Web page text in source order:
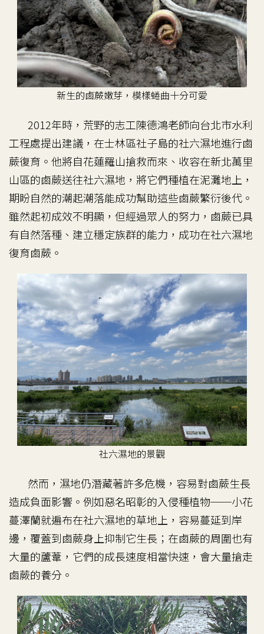
新生的鹵蕨嫩芽，模樣蜷曲十分可愛
2012年時，荒野的志工陳德鴻老師向台北市水利
工程處提出建議，在士林區社子島的社六濕地進行鹵
蕨復育。他將自花蓮羅山搶救而來、收容在新北萬里
山區的鹵蕨送往社六濕地，將它們種植在泥灘地上，
期盼自然的潮起潮落能成功幫助這些鹵蕨繁衍後代。
雖然起初成效不明顯，但經過眾人的努力，鹵蕨已具
有自然落種、建立穩定族群的能力，成功在社六濕地
復育鹵蕨。
社六濕地的景觀
然而，濕地仍潛藏著許多危機，容易對鹵蕨生長
造成負面影響。例如惡名昭彰的入侵種植物──小花
蔓澤蘭就遍布在社六濕地的草地上，容易蔓延到岸
邊，覆蓋到鹵蕨身上抑制它生長；在鹵蕨的周圍也有
大量的蘆葦，它們的成長速度相當快速，會大量搶走
鹵蕨的養分。